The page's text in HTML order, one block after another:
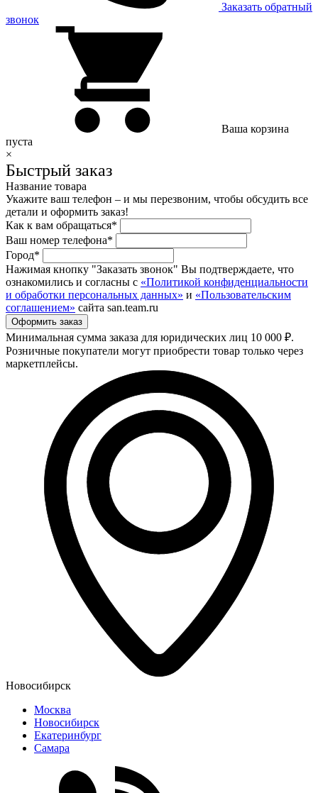
Заказать обратный
звонок
Ваша корзина
пуста
×
Быстрый заказ
Название товара
Укажите ваш телефон – и мы перезвоним, чтобы обсудить все
детали и оформить заказ!
Как к вам обращаться*
Ваш номер телефона*
Город*
Нажимая кнопку "Заказать звонок" Вы подтверждаете, что
ознакомились и согласны с «Политикой конфиденциальности
и обработки персональных данных» и «Пользовательским
соглашением» сайта san.team.ru
Минимальная сумма заказа для юридических лиц 10 000 ₽.
Розничные покупатели могут приобрести товар только через
маркетплейсы.
Новосибирск
Москва
Новосибирск
Екатеринбург
Самара